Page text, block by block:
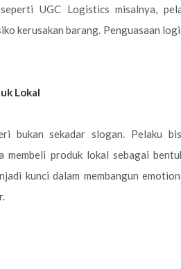
UGC Logistics misalnya,
kerusakan barang. Penguasaan
Lokal
bukan sekadar slogan. Pelaku
produk lokal sebagai
kunci dalam membangun
.